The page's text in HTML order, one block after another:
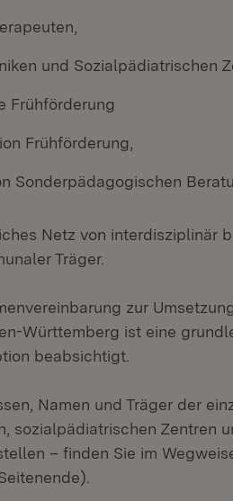
und Sozialpädiatrischen
Frühförderung
Frühförderung,
Sonderpädagogischen
Netz von interdisziplinär
Träger.
zur
Württemberg ist eine
beabsichtigt.
Namen und Träger der
sozialpädiatrischen Zentren
– finden Sie im